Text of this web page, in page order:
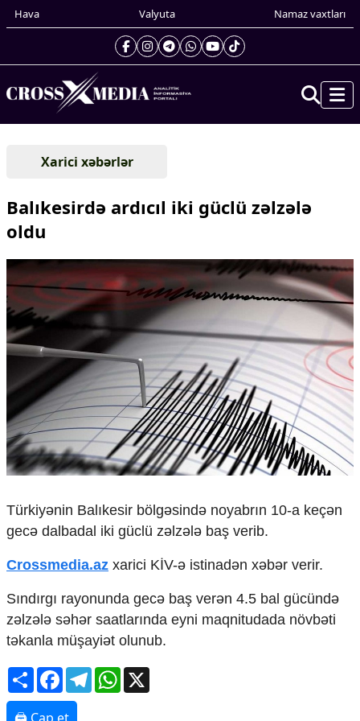
Hava Valyuta Namaz vaxtları
Gündəm
Xarici xəbərlər
Cənubi Qafqaz
Yaxın Şərq
Avropa
Amerika
Asiya
Çarpaz baxış
Təhlil
Siyasi
Geosiyasi
İqtisadi
Sosioloji
Araşdırma
Multimedia
Video
Podcast
Humanitar
Mədəniyyət
Diaspor
Yüksəliş hekayəsi
Xarici xəbərlər
Balıkesirdə ardıcıl iki güclü zəlzələ
oldu
Türkiyənin Balıkesir bölgəsində noyabrın 10-a keçən
gecə dalbadal iki güclü zəlzələ baş verib.
Crossmedia.az xarici KİV-ə istinadən xəbər verir.
Sındırgı rayonunda gecə baş verən 4.5 bal gücündə
zəlzələ səhər saatlarında eyni maqnitudada növbəti
təkanla müşayiət olunub.
ShareFacebookTelegramWhatsApp